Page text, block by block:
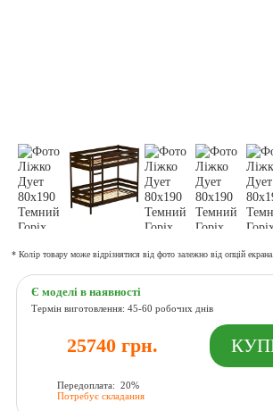
* Колір товару може відрізнятися від фото залежно від опцій екрана.
Є моделі в наявності
Термін виготовлення: 45-60 робочих днів
25740 грн.
Передоплата: 20%
Потребує складання